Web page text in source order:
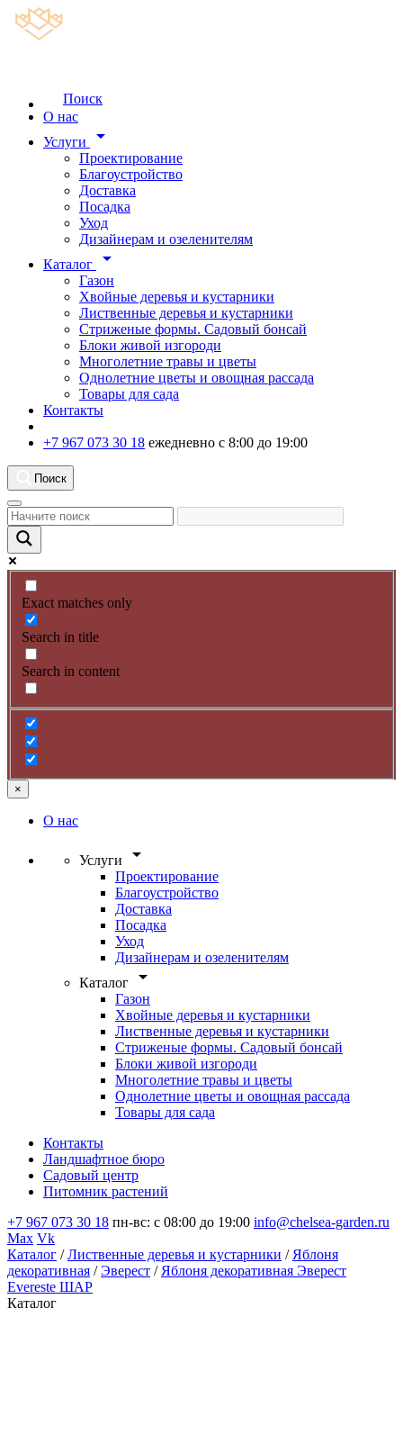
Поиск
О нас
Услуги
arrow_drop_down
Проектирование
Благоустройство
Доставка
Посадка
Уход
Дизайнерам и озеленителям
Каталог
arrow_drop_down
Газон
Хвойные деревья и кустарники
Лиственные деревья и кустарники
Стриженые формы. Садовый бонсай
Блоки живой изгороди
Многолетние травы и цветы
Однолетние цветы и овощная рассада
Товары для сада
Контакты
+7 967 073 30 18 ежедневно с 8:00 до 19:00
Поиск
Exact matches only
Search in title
Search in content
×
О нас
Услуги arrow_drop_down
Проектирование
Благоустройство
Доставка
Посадка
Уход
Дизайнерам и озеленителям
Каталог
arrow_drop_down
Газон
Хвойные деревья и кустарники
Лиственные деревья и кустарники
Стриженые формы. Садовый бонсай
Блоки живой изгороди
Многолетние травы и цветы
Однолетние цветы и овощная рассада
Товары для сада
Контакты
Ландшафтное бюро
Садовый центр
Питомник растений
+7 967 073 30 18 пн-вс: с 08:00 до 19:00 info@chelsea-garden.ru
Max Vk
Каталог /Лиственные деревья и кустарники / Яблоня
декоративная /Эверест / Яблоня декоративная Эверест
Evereste ШАР
Каталог